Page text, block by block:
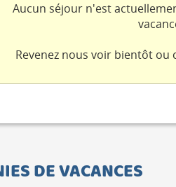
Aucun séjour n'est
Revenez nous voir bientôt ou
DE VACANCES